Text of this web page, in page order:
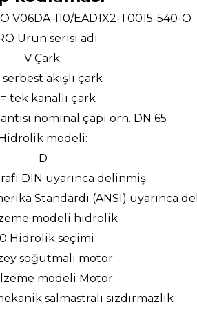
V06DA-110/EAD1X2-T0015-540-O
Ürün serisi adı
V Çark:
serbest akışlı çark
= tek kanallı çark
nominal çapı örn. DN 65
modeli:
D
DIN uyarınca delinmiş
Standardı (ANSI) uyarınca
modeli hidrolik
Hidrolik seçimi
soğutmalı motor
modeli Motor
salmastralı sızdırmazlık